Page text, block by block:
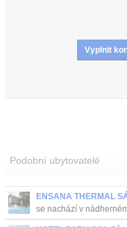
Podobní ubytovatelé
ENSANA THERMAL
se nachází v
starého arboreta